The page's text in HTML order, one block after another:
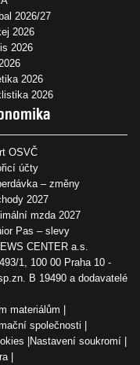
2026/27
2026
2026
2026
2026
OSVČ
účty
– změny
2027
mzda 2027
Pas – slevy
CENTER a.s.
1, 100 00 Praha 10 -
B 19490 a dodavatelé
materiálům
společnosti
Nastavení soukromí